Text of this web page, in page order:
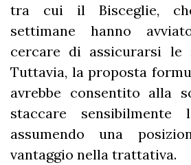
tra cui il Bisceglie,
settimane hanno
cercare di assicurarsi le
Tuttavia, la proposta
avrebbe consentito alla
staccare sensibilmente
assumendo una
vantaggio nella trattativa.